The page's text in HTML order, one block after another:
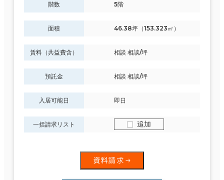
階数 5階
面積 46.38坪（153.323㎡）
賃料（共益費含） 相談 相談/坪
預託金 相談 相談/坪
入居可能日 即日
一括請求リスト 追加
資料請求